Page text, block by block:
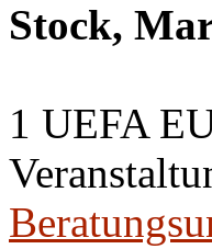
Stock,
1 UEFA